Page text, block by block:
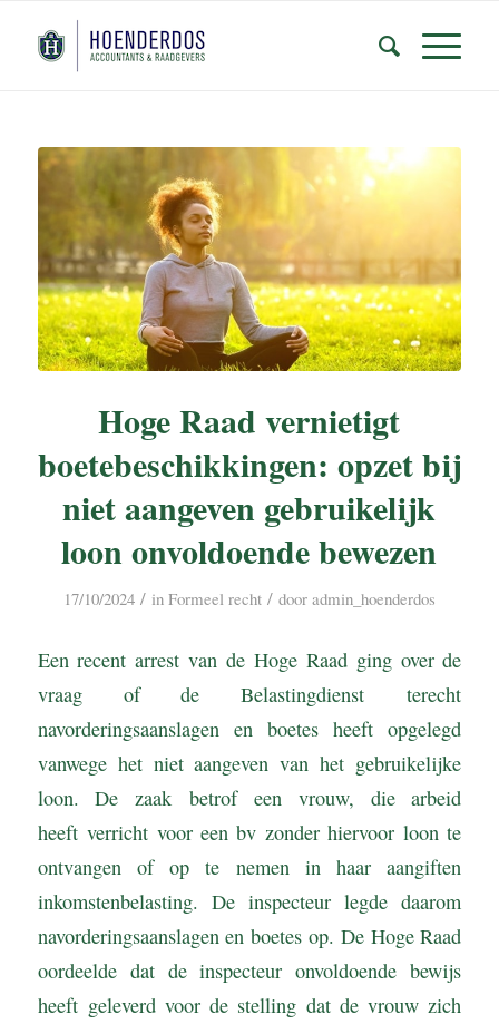
Hoge Raad vernietigt
boetebeschikkingen: opzet bij
niet aangeven gebruikelijk
loon onvoldoende bewezen
17/10/2024 / in Formeel recht / door admin_hoenderdos
Een recent arrest van de Hoge Raad ging over de
vraag of de Belastingdienst terecht
navorderingsaanslagen en boetes heeft opgelegd
vanwege het niet aangeven van het gebruikelijke
loon. De zaak betrof een vrouw, die arbeid
heeft verricht voor een bv zonder hiervoor loon te
ontvangen of op te nemen in haar aangiften
inkomstenbelasting. De inspecteur legde daarom
navorderingsaanslagen en boetes op. De Hoge Raad
oordeelde dat de inspecteur onvoldoende bewijs
heeft geleverd voor de stelling dat de vrouw zich